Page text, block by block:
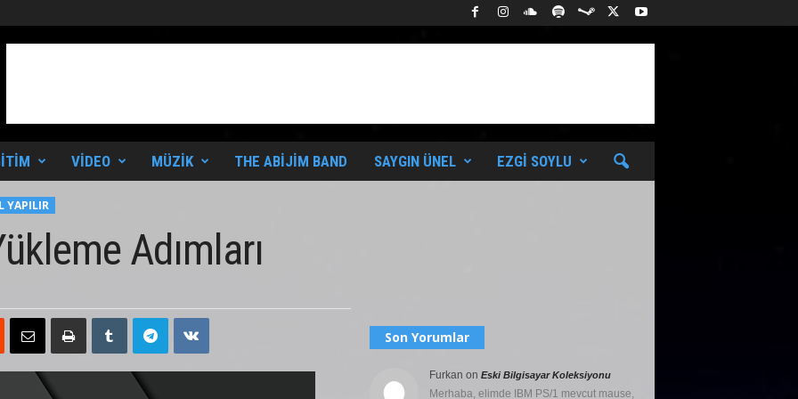
VIDEO MÜZIK THE ABIJIM BAND SAYGIN ÜNEL EZGI SOYLU
YAPILIR
Adımları
Son Yorumlar
Furkan on Eski Bilgisayar Koleksiyonu
Merhaba, elimde IBM PS/1 mevcut mause,